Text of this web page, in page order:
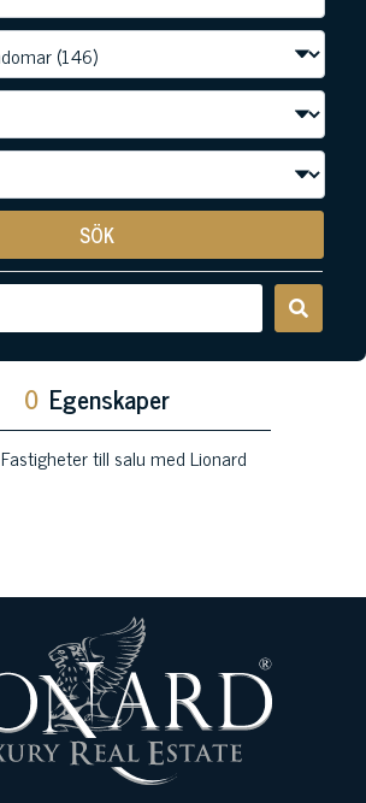
SÖK
0 Egenskaper
Fastigheter till salu med Lionard